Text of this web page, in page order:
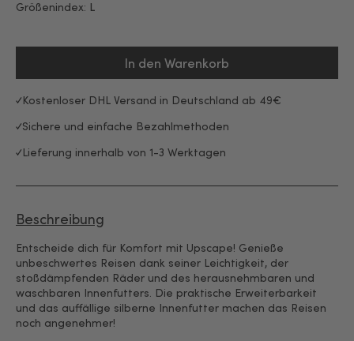
Größenindex: L
In den Warenkorb
Kostenloser DHL Versand in Deutschland ab 49€
Sichere und einfache Bezahlmethoden
Lieferung innerhalb von 1-3 Werktagen
Beschreibung
Entscheide dich für Komfort mit Upscape! Genieße
unbeschwertes Reisen dank seiner Leichtigkeit, der
stoßdämpfenden Räder und des herausnehmbaren und
waschbaren Innenfutters. Die praktische Erweiterbarkeit
und das auffällige silberne Innenfutter machen das Reisen
noch angenehmer!